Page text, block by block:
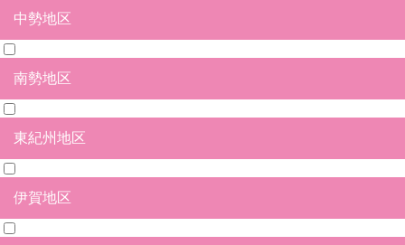
桑名市
四日市市
鈴鹿市
亀山市
いなべ市
桑名郡木曽岬町
員弁郡東員町
三重郡朝日町
三重郡川越町
三重郡菰野町
中勢地区
津市
松阪市
多気郡多気町
多気郡明和町
多気郡大台町
南勢地区
伊勢市
志摩市
鳥羽市
度会郡大紀町
度会郡玉城町
度会郡度会町
度会郡南伊勢町
東紀州地区
尾鷲市
熊野市
北牟婁郡紀北町
南牟婁郡御浜町
南牟婁郡紀宝町
伊賀地区